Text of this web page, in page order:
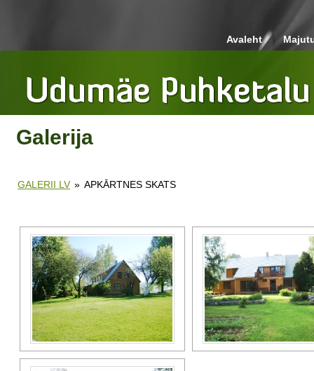
Avaleht
Galerija
GALERII LV » APKĀRTNES SKATS